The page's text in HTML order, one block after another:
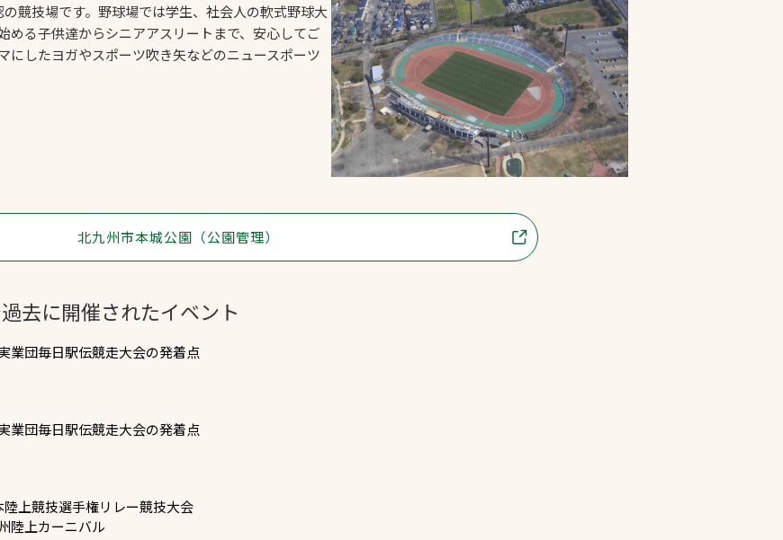
競技場です。野球場では学生、社会人の軟式野球大
める子供達からシニアアスリートまで、安心してご
にしたヨガやスポーツ吹き矢などのニュースポーツ
北九州市本城公園（公園管理）
去に開催されたイベント
業団毎日駅伝競走大会の発着点
業団毎日駅伝競走大会の発着点
陸上競技選手権リレー競技大会
陸上カーニバル